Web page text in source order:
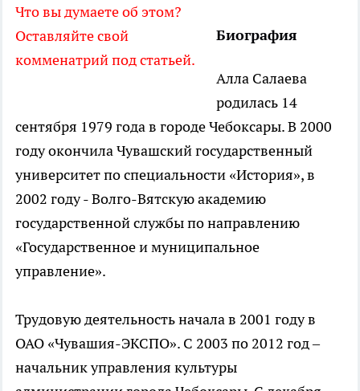
Что вы думаете об этом?
Оставляйте свой
комменатрий под статьей.
Биография
Алла Салаева
родилась 14
сентября 1979 года в городе Чебоксары. В 2000
году окончила Чувашский государственный
университет по специальности «История», в
2002 году - Волго-Вятскую академию
государственной службы по направлению
«Государственное и муниципальное
управление».
Трудовую деятельность начала в 2001 году в
ОАО «Чувашия-ЭКСПО». С 2003 по 2012 год –
начальник управления культуры